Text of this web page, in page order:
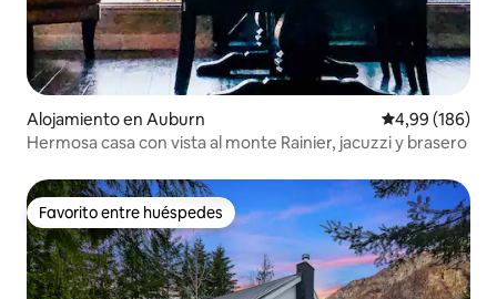
Alojamiento en Auburn Calificación
4,99 (186)
Hermosa casa con vista al monte Rainier, jacuzzi y brasero
Favorito entre huéspedes
Favorito entre huéspedes